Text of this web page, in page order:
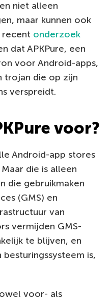
niet alleen
maar kunnen ook
recent onderzoek
dat APKPure, een
voor Android-apps,
trojan die op zijn
verspreidt.
voor?
Android-app stores
die is alleen
die gebruikmaken
(GMS) en
van
vermijden GMS-
te blijven, en
is,
voor- als